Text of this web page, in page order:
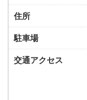
住所
駐車場
交通アクセス